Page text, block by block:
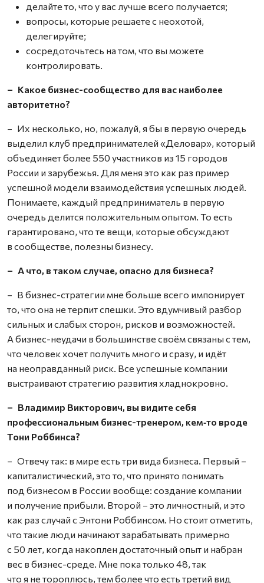
делайте то, что у вас лучше всего получается;
вопросы, которые решаете с неохотой,
делегируйте;
сосредоточьтесь на том, что вы можете
контролировать.
– Какое бизнес-сообщество для вас наиболее
авторитетно?
– Их несколько, но, пожалуй, я бы в первую очередь
выделил клуб предпринимателей «Деловар», который
объединяет более 550 участников из 15 городов
России и зарубежья. Для меня это как раз пример
успешной модели взаимодействия успешных людей.
Понимаете, каждый предприниматель в первую
очередь делится положительным опытом. То есть
гарантировано, что те вещи, которые обсуждают
в сообществе, полезны бизнесу.
– А что, в таком случае, опасно для бизнеса?
– В бизнес-стратегии мне больше всего импонирует
то, что она не терпит спешки. Это вдумчивый разбор
сильных и слабых сторон, рисков и возможностей.
А бизнес-неудачи в большинстве своём связаны с тем,
что человек хочет получить много и сразу, и идёт
на неоправданный риск. Все успешные компании
выстраивают стратегию развития хладнокровно.
– Владимир Викторович, вы видите себя
профессиональным бизнес-тренером, кем‑то вроде
Тони Роббинса?
– Отвечу так: в мире есть три вида бизнеса. Первый –
капиталистический, это то, что принято понимать
под бизнесом в России вообще: создание компании
и получение прибыли. Второй – это личностный, и это
как раз случай с Энтони Роббинсом. Но стоит отметить,
что такие люди начинают зарабатывать примерно
с 50 лет, когда накоплен достаточный опыт и набран
вес в бизнес-среде. Мне пока только 48, так
что я не тороплюсь, тем более что есть третий вид